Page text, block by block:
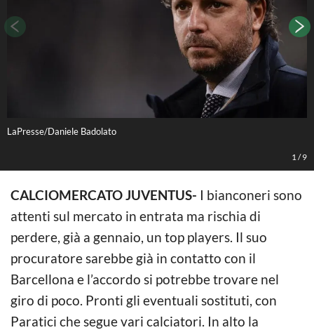
LaPresse/Daniele Badolato
1 /9
CALCIOMERCATO JUVENTUS- I bianconeri sono
attenti sul mercato in entrata ma rischia di
perdere, già a gennaio, un top players. Il suo
procuratore sarebbe già in contatto con il
Barcellona e l’accordo si potrebbe trovare nel
giro di poco. Pronti gli eventuali sostituti, con
Paratici che segue vari calciatori. In alto la